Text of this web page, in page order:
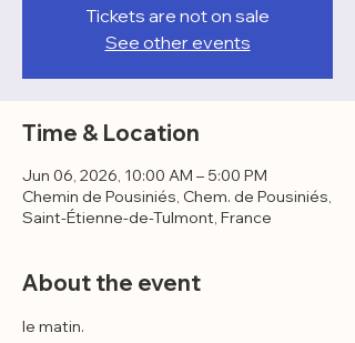
Tickets are not on sale
See other events
Time & Location
Jun 06, 2026, 10:00 AM – 5:00 PM
Chemin de Pousiniés, Chem. de Pousiniés,
Saint-Étienne-de-Tulmont, France
About the event
le matin.